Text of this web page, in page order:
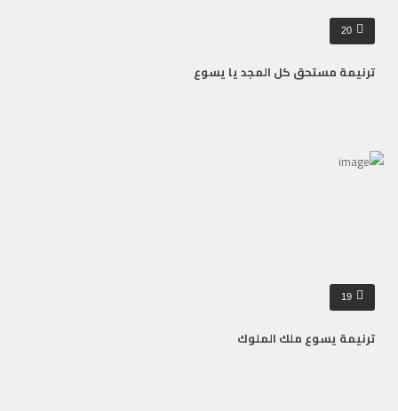
20
ترنيمة مستحق كل المجد يا يسوع
19
ترنيمة يسوع ملك الملوك